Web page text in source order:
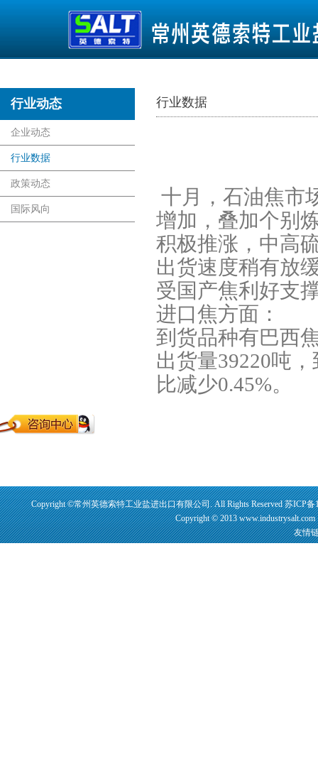
行业动态
企业动态
行业数据
政策动态
国际风向
行业数据
十月，石油焦市
增加，叠加个别
积极推涨，中高
出货速度稍有放
受国产焦利好支
进口焦方面：
到货品种有巴西
出货量39220吨
比减少0.45%。
Copyright ©常州英德索特工业盐进出口有限公司. All Rights Reserved苏ICP备
Copyright © 2013
友情